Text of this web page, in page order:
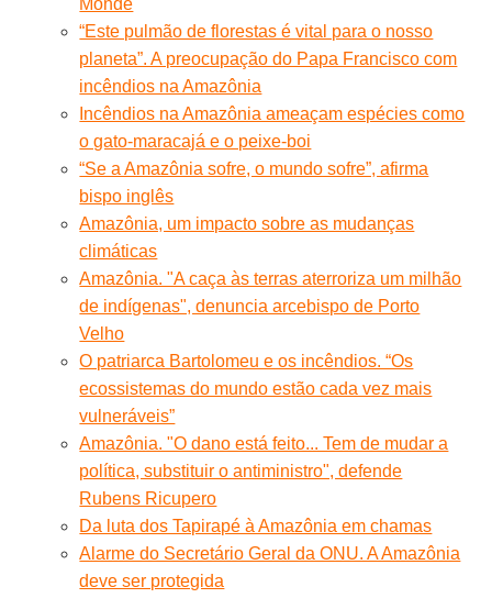
“Este pulmão de florestas é vital para o nosso
planeta”. A preocupação do Papa Francisco com
incêndios na Amazônia
Incêndios na Amazônia ameaçam espécies como
o gato-maracajá e o peixe-boi
“Se a Amazônia sofre, o mundo sofre”, afirma
bispo inglês
Amazônia, um impacto sobre as mudanças
climáticas
Amazônia. "A caça às terras aterroriza um milhão
de indígenas", denuncia arcebispo de Porto
Velho
O patriarca Bartolomeu e os incêndios. “Os
ecossistemas do mundo estão cada vez mais
vulneráveis”
Amazônia. "O dano está feito... Tem de mudar a
política, substituir o antiministro", defende
Rubens Ricupero
Da luta dos Tapirapé à Amazônia em chamas
Alarme do Secretário Geral da ONU. A Amazônia
deve ser protegida